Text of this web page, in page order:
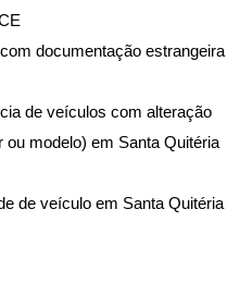
documentação estrangeira
de veículos com alteração
modelo) em Santa Quitéria
de veículo em Santa Quitéria